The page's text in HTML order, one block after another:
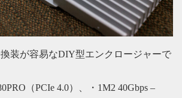
換装が容易なDIY型エンクロージャーで
（PCIe 4.0）、・1M2 40Gbps –